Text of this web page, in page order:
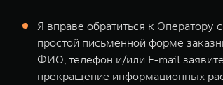
Я вправе обратиться к
простой письменной форме
ФИО, телефон и/или E-mail
прекращение информационных